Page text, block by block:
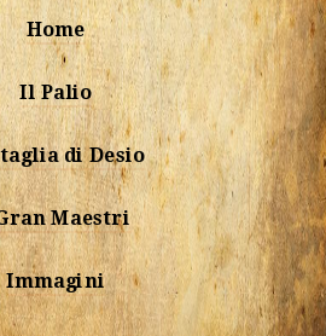
Home
Il Palio
di Desio
Maestri
Immagini